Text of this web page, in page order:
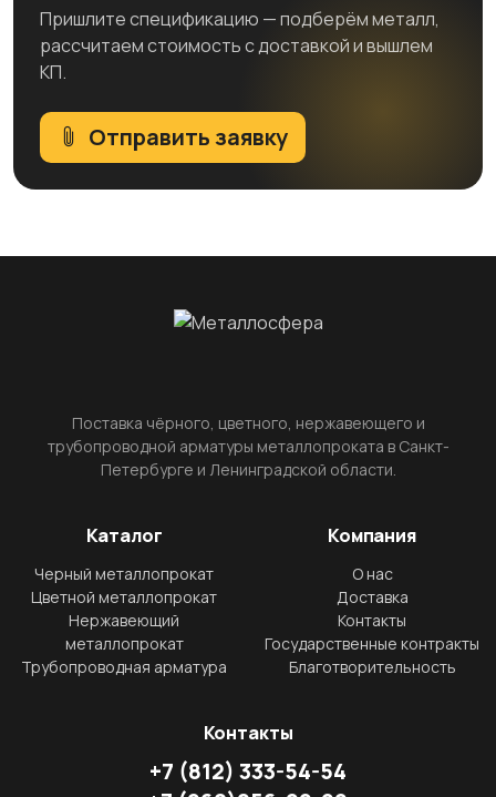
Пришлите спецификацию — подберём металл,
рассчитаем стоимость с доставкой и вышлем
КП.
Отправить заявку
Поставка чёрного, цветного, нержавеющего и
трубопроводной арматуры металлопроката в Санкт-
Петербурге и Ленинградской области.
Каталог
Черный металлопрокат
Цветной металлопрокат
Нержавеющий
металлопрокат
Трубопроводная арматура
Компания
О нас
Доставка
Контакты
Государственные контракты
Благотворительность
Контакты
+7 (812) 333-54-54